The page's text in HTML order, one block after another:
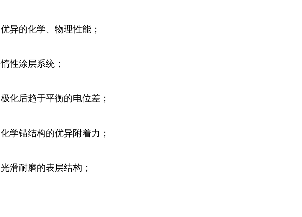
优异的化学、物理性能；
惰性涂层系统；
极化后趋于平衡的电位差；
化学锚结构的优异附着力；
光滑耐磨的表层结构；